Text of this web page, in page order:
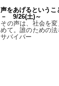
声をあげるという
－ 9/26(土)～
その声は、社会を
めて。誰のための
サバイバー